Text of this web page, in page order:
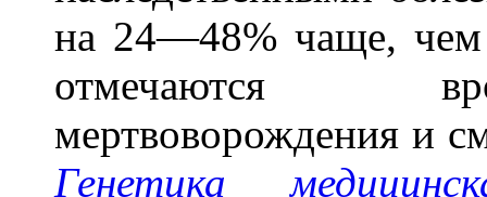
на 24—48% чаще, чем
отмечаются
мертвоворождения и
Генетика